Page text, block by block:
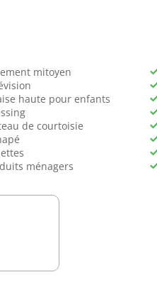
mitoyen
haute pour enfants
de courtoisie
ménagers